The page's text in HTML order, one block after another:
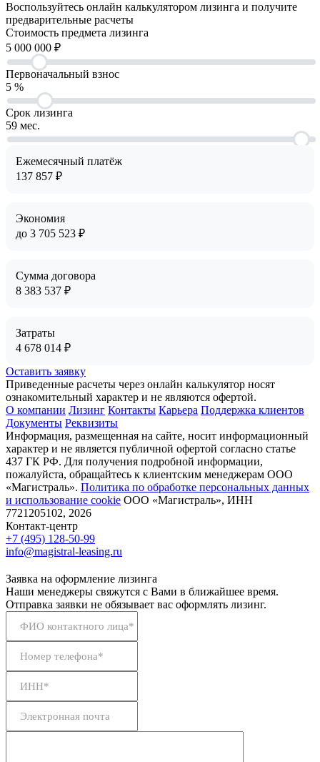
Воспользуйтесь онлайн калькулятором лизинга и получите
предварительные расчеты
Cтоимость предмета лизинга
5 000 000 ₽
Первоначальный взнос
5 %
Срок лизинга
59 мес.
Ежемесячный платёж
137 857 ₽
Экономия
до 3 705 523 ₽
Сумма договора
8 383 537 ₽
Затраты
4 678 014 ₽
Оставить заявку
Приведенные расчеты через онлайн калькулятор носят
ознакомительный характер и не являются офертой.
О компании Лизинг Контакты Карьера Поддержка клиентов
Документы Реквизиты
Информация, размещенная на сайте, носит информационный
характер и не является публичной офертой согласно статье
437 ГК РФ. Для получения подробной информации,
пожалуйста, обращайтесь к клиентским менеджерам ООО
«Магистраль». Политика по обработке персональных данных
и использование сookie ООО «Магистраль», ИНН
7721205102, 2026
Контакт-центр
+7 (495) 128-50-99
info@magistral-leasing.ru
Заявка на оформление лизинга
Наши менеджеры свяжутся с Вами в ближайшее время.
Отправка заявки не обязывает вас оформлять лизинг.
ФИО контактного лица*
Номер телефона*
ИНН*
Электронная почта